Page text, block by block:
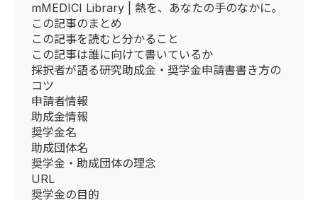
mMEDICI Library | 熱を、あなたの手のなかに。
この記事のまとめ
この記事を読むと分かること
この記事は誰に向けて書いているか
採択者が語る研究助成金・奨学金申請書書き方の
コツ
申請者情報
助成金情報
奨学金名
助成団体名
奨学金・助成団体の理念
URL
奨学金の目的